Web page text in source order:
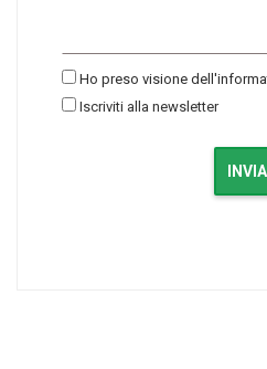
Ho preso visione
Iscriviti alla newsletter
INVIA